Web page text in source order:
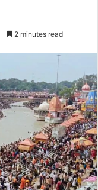
2 minutes read